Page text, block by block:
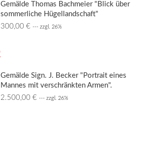
Gemälde Thomas Bachmeier "Blick über
sommerliche Hügellandschaft"
300,00 € --- zzgl. 26%
Gemälde Sign. J. Becker "Portrait eines
Mannes mit verschränkten Armen".
2.500,00 € --- zzgl. 26%